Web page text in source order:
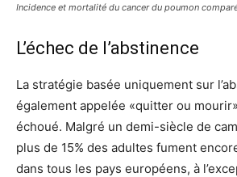
Incidence et mortalité du cancer du poumon
L’échec de l’abstinence
La stratégie basée uniquement sur
également appelée «quitter ou
échoué. Malgré un demi-siècle de
plus de 15% des adultes fument
dans tous les pays européens, à